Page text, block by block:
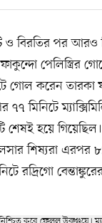
ও বিরতির পর
পেলিস্ত্রির
গোল করেন তারকা
৭৭ মিনিটে
শেষই হয়ে
শিষ্যরা এরপর
রদ্রিগো